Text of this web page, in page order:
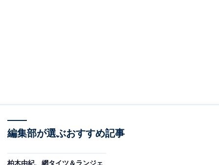
編集部が選ぶおすすめ記事
柏木由紀、網タイツ＆ランジェ